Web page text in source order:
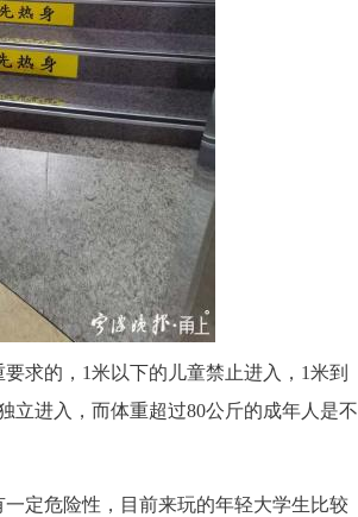
的，1米以下的儿童禁止进入，1米到
立进入，而体重超过80公斤的成年人是不
定危险性，目前来玩的年轻大学生比较